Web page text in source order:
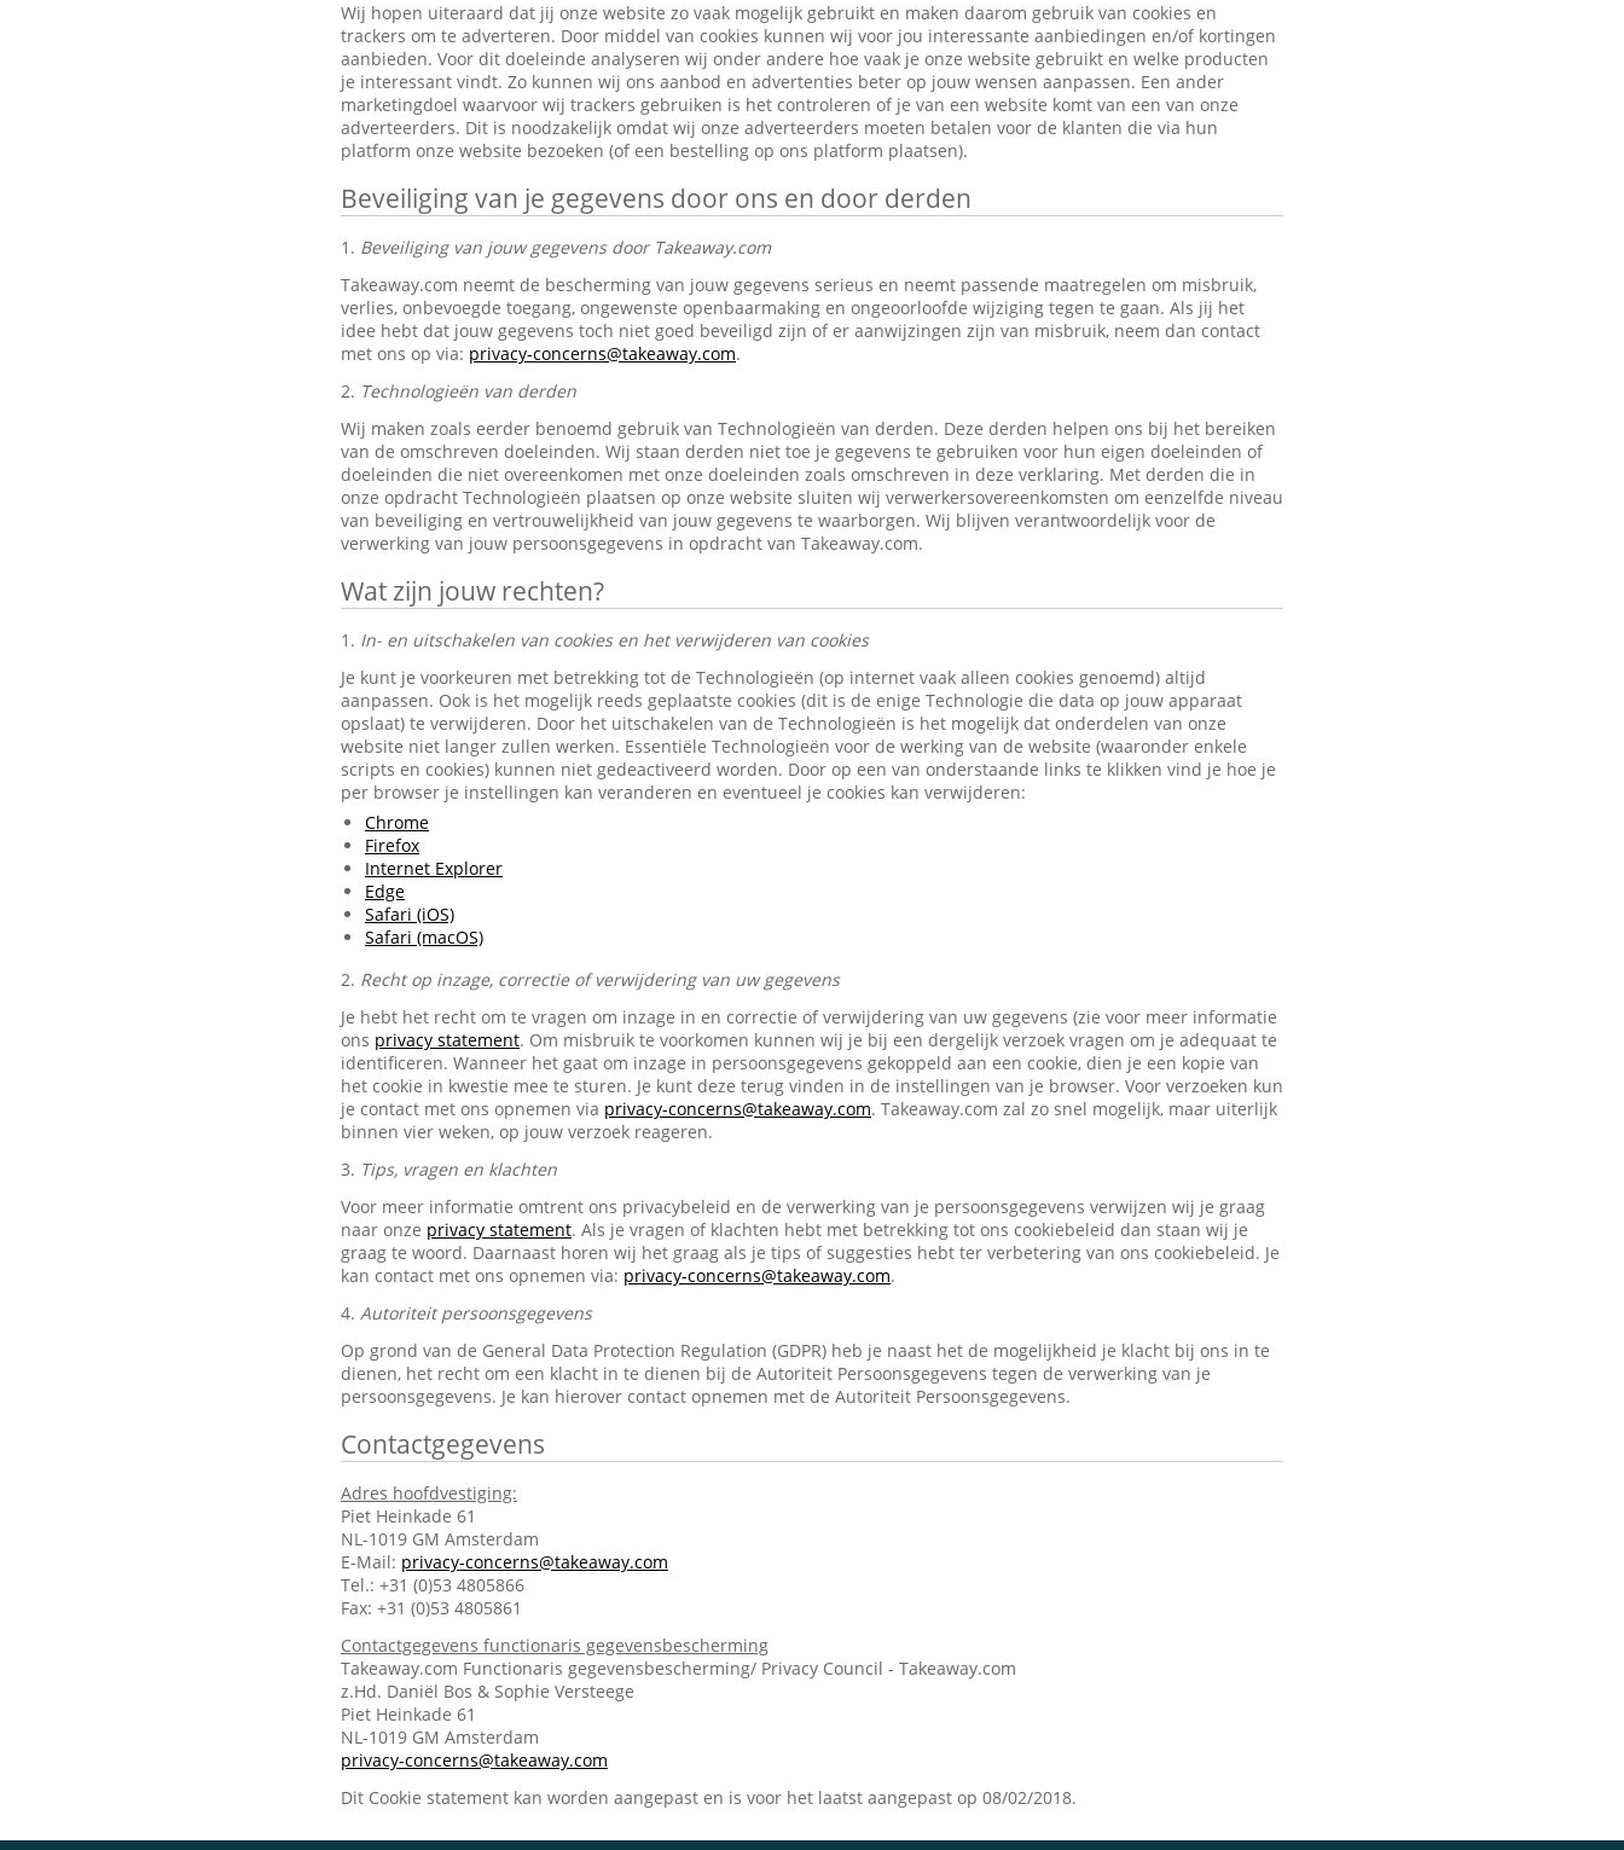
Wij hopen uiteraard dat jij onze website zo vaak mogelijk gebruikt en maken daarom gebruik van cookies en
trackers om te adverteren. Door middel van cookies kunnen wij voor jou interessante aanbiedingen en/of kortingen
aanbieden. Voor dit doeleinde analyseren wij onder andere hoe vaak je onze website gebruikt en welke producten
je interessant vindt. Zo kunnen wij ons aanbod en advertenties beter op jouw wensen aanpassen. Een ander
marketingdoel waarvoor wij trackers gebruiken is het controleren of je van een website komt van een van onze
adverteerders. Dit is noodzakelijk omdat wij onze adverteerders moeten betalen voor de klanten die via hun
platform onze website bezoeken (of een bestelling op ons platform plaatsen).
Beveiliging van je gegevens door ons en door derden
1. Beveiliging van jouw gegevens door Takeaway.com
Takeaway.com neemt de bescherming van jouw gegevens serieus en neemt passende maatregelen om misbruik,
verlies, onbevoegde toegang, ongewenste openbaarmaking en ongeoorloofde wijziging tegen te gaan. Als jij het
idee hebt dat jouw gegevens toch niet goed beveiligd zijn of er aanwijzingen zijn van misbruik, neem dan contact
met ons op via: privacy-concerns@takeaway.com.
2. Technologieën van derden
Wij maken zoals eerder benoemd gebruik van Technologieën van derden. Deze derden helpen ons bij het bereiken
van de omschreven doeleinden. Wij staan derden niet toe je gegevens te gebruiken voor hun eigen doeleinden of
doeleinden die niet overeenkomen met onze doeleinden zoals omschreven in deze verklaring. Met derden die in
onze opdracht Technologieën plaatsen op onze website sluiten wij verwerkersovereenkomsten om eenzelfde niveau
van beveiliging en vertrouwelijkheid van jouw gegevens te waarborgen. Wij blijven verantwoordelijk voor de
verwerking van jouw persoonsgegevens in opdracht van Takeaway.com.
Wat zijn jouw rechten?
1. In- en uitschakelen van cookies en het verwijderen van cookies
Je kunt je voorkeuren met betrekking tot de Technologieën (op internet vaak alleen cookies genoemd) altijd
aanpassen. Ook is het mogelijk reeds geplaatste cookies (dit is de enige Technologie die data op jouw apparaat
opslaat) te verwijderen. Door het uitschakelen van de Technologieën is het mogelijk dat onderdelen van onze
website niet langer zullen werken. Essentiële Technologieën voor de werking van de website (waaronder enkele
scripts en cookies) kunnen niet gedeactiveerd worden. Door op een van onderstaande links te klikken vind je hoe je
per browser je instellingen kan veranderen en eventueel je cookies kan verwijderen:
Chrome
Firefox
Internet Explorer
Edge
Safari (iOS)
Safari (macOS)
2. Recht op inzage, correctie of verwijdering van uw gegevens
Je hebt het recht om te vragen om inzage in en correctie of verwijdering van uw gegevens (zie voor meer informatie
ons privacy statement. Om misbruik te voorkomen kunnen wij je bij een dergelijk verzoek vragen om je adequaat te
identificeren. Wanneer het gaat om inzage in persoonsgegevens gekoppeld aan een cookie, dien je een kopie van
het cookie in kwestie mee te sturen. Je kunt deze terug vinden in de instellingen van je browser. Voor verzoeken kun
je contact met ons opnemen via privacy-concerns@takeaway.com. Takeaway.com zal zo snel mogelijk, maar uiterlijk
binnen vier weken, op jouw verzoek reageren.
3. Tips, vragen en klachten
Voor meer informatie omtrent ons privacybeleid en de verwerking van je persoonsgegevens verwijzen wij je graag
naar onze privacy statement. Als je vragen of klachten hebt met betrekking tot ons cookiebeleid dan staan wij je
graag te woord. Daarnaast horen wij het graag als je tips of suggesties hebt ter verbetering van ons cookiebeleid. Je
kan contact met ons opnemen via: privacy-concerns@takeaway.com.
4. Autoriteit persoonsgegevens
Op grond van de General Data Protection Regulation (GDPR) heb je naast het de mogelijkheid je klacht bij ons in te
dienen, het recht om een klacht in te dienen bij de Autoriteit Persoonsgegevens tegen de verwerking van je
persoonsgegevens. Je kan hierover contact opnemen met de Autoriteit Persoonsgegevens.
Contactgegevens
Adres hoofdvestiging:
Piet Heinkade 61
NL-1019 GM Amsterdam
E-Mail: privacy-concerns@takeaway.com
Tel.: +31 (0)53 4805866
Fax: +31 (0)53 4805861
Contactgegevens functionaris gegevensbescherming
Takeaway.com Functionaris gegevensbescherming/ Privacy Council - Takeaway.com
z.Hd. Daniël Bos & Sophie Versteege
Piet Heinkade 61
NL-1019 GM Amsterdam
privacy-concerns@takeaway.com
Dit Cookie statement kan worden aangepast en is voor het laatst aangepast op 08/02/2018.